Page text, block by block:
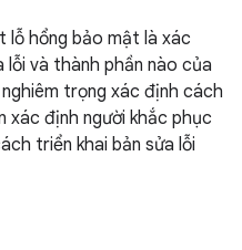
lỗ hổng bảo mật là xác
và thành phần nào của
trọng xác định cách
xác định người khắc phục
triển khai bản sửa lỗi